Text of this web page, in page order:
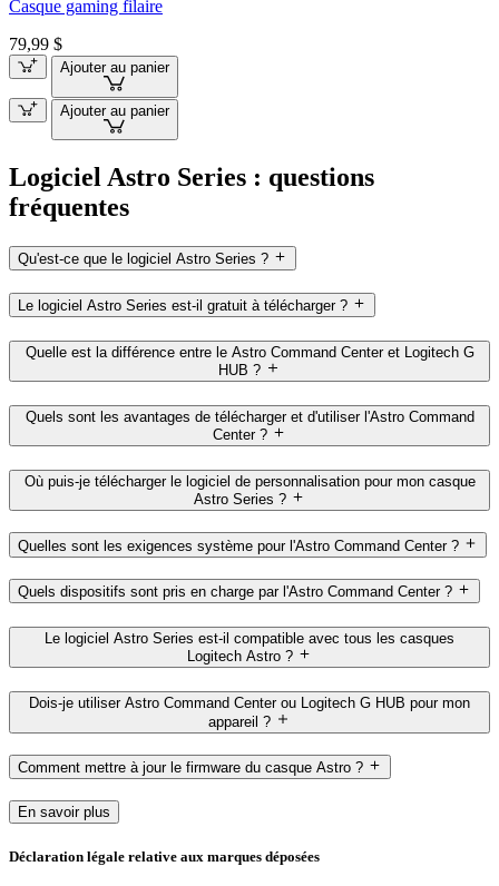
Casque gaming filaire
79,99 $
Ajouter au panier
Ajouter au panier
Logiciel Astro Series : questions
fréquentes
Qu'est-ce que le logiciel Astro Series ?
Le logiciel Astro Series est-il gratuit à télécharger ?
Quelle est la différence entre le Astro Command Center et Logitech G
HUB ?
Quels sont les avantages de télécharger et d'utiliser l'Astro Command
Center ?
Où puis-je télécharger le logiciel de personnalisation pour mon casque
Astro Series ?
Quelles sont les exigences système pour l'Astro Command Center ?
Quels dispositifs sont pris en charge par l'Astro Command Center ?
Le logiciel Astro Series est-il compatible avec tous les casques
Logitech Astro ?
Dois-je utiliser Astro Command Center ou Logitech G HUB pour mon
appareil ?
Comment mettre à jour le firmware du casque Astro ?
En savoir plus
Déclaration légale relative aux marques déposées